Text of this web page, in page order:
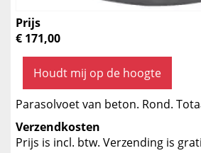
Prijs
€ 171,00
Houdt mij op de hoogte
Parasolvoet van beton. Rond.
Verzendkosten
Prijs is incl. btw. Verzending is